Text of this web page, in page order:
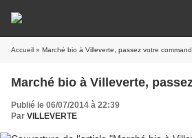
Accueil » Marché bio à Villeverte, passez votre
Marché bio à Villeverte,
Publié le 06/07/2014 à 22:39
Par VILLEVERTE